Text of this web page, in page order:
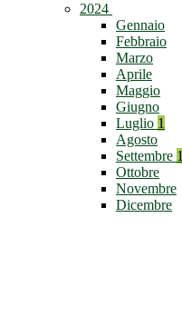
2024
Gennaio
Febbraio
Marzo
Aprile
Maggio
Giugno
Luglio 1
Agosto
Settembre 1
Ottobre
Novembre
Dicembre